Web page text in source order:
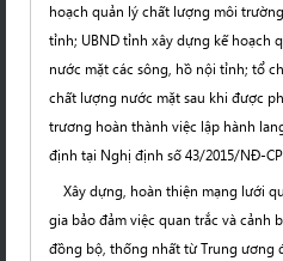
hoạch quản lý chất lượng môi
tỉnh; UBND tỉnh xây dựng kế hoạch
nước mặt các sông, hồ nội tỉnh; tổ
chất lượng nước mặt sau khi được
trương hoàn thành việc lập hành
định tại Nghị định số 43/2015/NĐ-
Xây dựng, hoàn thiện mạng lưới
gia bảo đảm việc quan trắc và cảnh
đồng bộ, thống nhất từ Trung ương